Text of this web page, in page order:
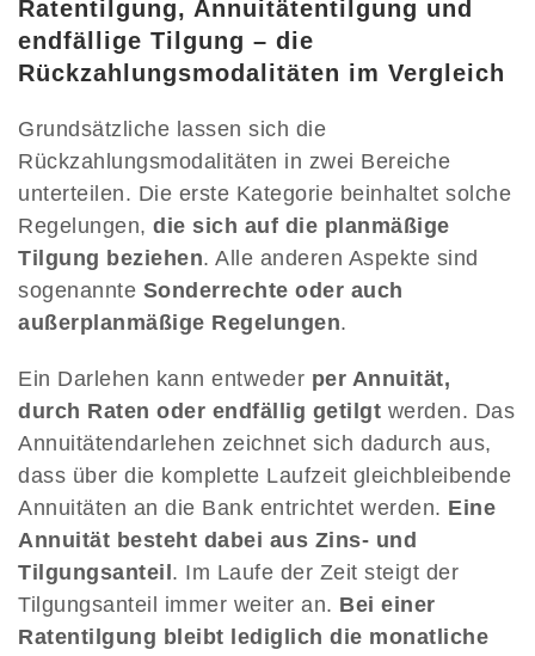
Ratentilgung, Annuitätentilgung und
endfällige Tilgung – die
Rückzahlungsmodalitäten im Vergleich
Grundsätzliche lassen sich die
Rückzahlungsmodalitäten in zwei Bereiche
unterteilen. Die erste Kategorie beinhaltet solche
Regelungen, die sich auf die planmäßige
Tilgung beziehen. Alle anderen Aspekte sind
sogenannte Sonderrechte oder auch
außerplanmäßige Regelungen.
Ein Darlehen kann entweder per Annuität,
durch Raten oder endfällig getilgt werden. Das
Annuitätendarlehen zeichnet sich dadurch aus,
dass über die komplette Laufzeit gleichbleibende
Annuitäten an die Bank entrichtet werden. Eine
Annuität besteht dabei aus Zins- und
Tilgungsanteil . Im Laufe der Zeit steigt der
Tilgungsanteil immer weiter an. Bei einer
Ratentilgung bleibt lediglich die monatliche